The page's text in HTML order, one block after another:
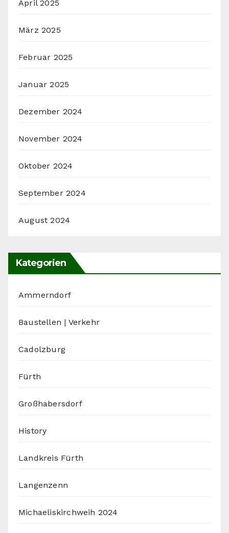
April 2025
März 2025
Februar 2025
Januar 2025
Dezember 2024
November 2024
Oktober 2024
September 2024
August 2024
Kategorien
Ammerndorf
Baustellen | Verkehr
Cadolzburg
Fürth
Großhabersdorf
History
Landkreis Fürth
Langenzenn
Michaeliskirchweih 2024